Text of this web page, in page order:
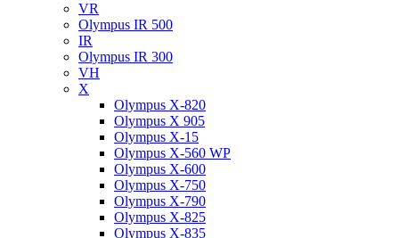
VR
Olympus IR 500
IR
Olympus IR 300
VH
X
Olympus X-820
Olympus X 905
Olympus X-15
Olympus X-560 WP
Olympus X-600
Olympus X-750
Olympus X-790
Olympus X-825
Olympus X-835